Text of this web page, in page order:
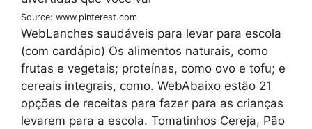
Source: www.pinterest.com
WebLanches saudáveis para levar para escola
(com cardápio) Os alimentos naturais, como
frutas e vegetais; proteínas, como ovo e tofu; e
cereais integrais, como. WebAbaixo estão 21
opções de receitas para fazer para as crianças
levarem para a escola. Tomatinhos Cereja, Pão